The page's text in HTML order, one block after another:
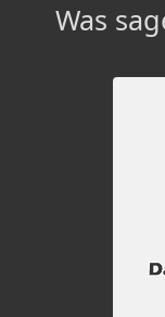
Was